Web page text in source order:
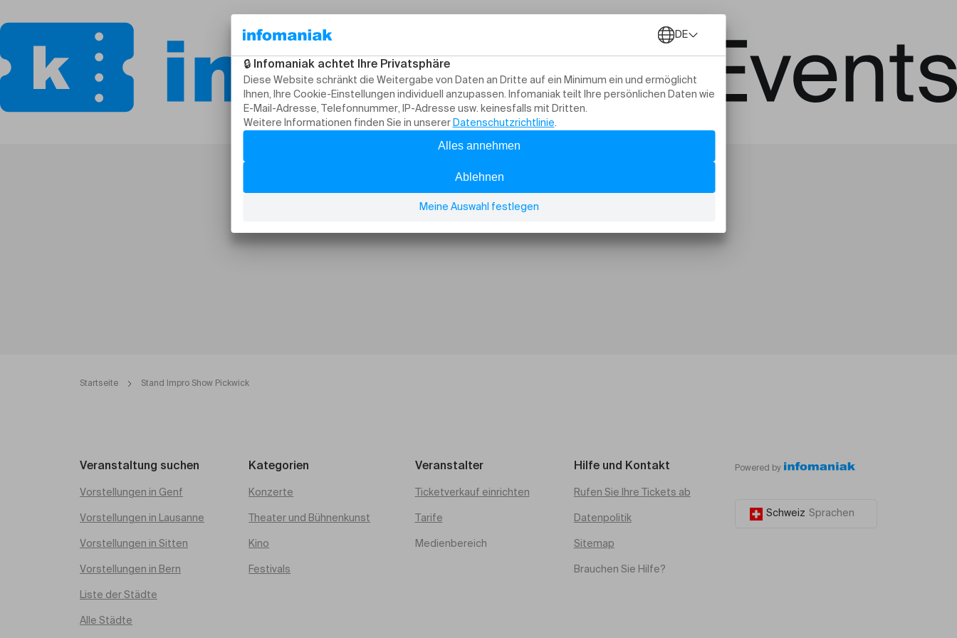
Startseite Stand Impro Show Pickwick
Veranstaltung suchen
Vorstellungen in Genf
Vorstellungen in Lausanne
Vorstellungen in Sitten
Vorstellungen in Bern
Liste der Städte
Alle Städte
Kategorien
Konzerte
Theater und Bühnenkunst
Kino
Festivals
Veranstalter
Ticketverkauf einrichten
Tarife
Medienbereich
Hilfe und Kontakt
Rufen Sie Ihre Tickets ab
Datenpolitik
Sitemap
Brauchen Sie Hilfe?
Powered by
Schweiz Sprachen